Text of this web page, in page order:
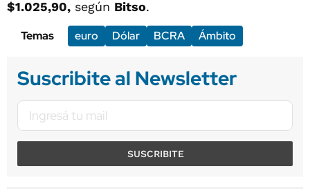
$1.025,90, según Bitso.
Temas
euro Dólar BCRA Ámbito
Suscribite al Newsletter
SUSCRIBITE